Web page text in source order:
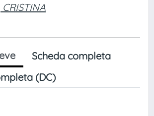
Scheda completa
(DC)